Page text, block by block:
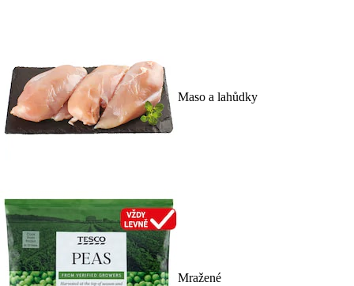
Maso a lahůdky
Mražené